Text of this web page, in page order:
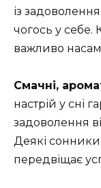
із
чогось у себе.
важливо
Смачні,
настрій у сні
задоволення
Деякі
передвіщає